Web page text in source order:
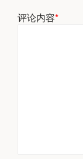
评论内容*